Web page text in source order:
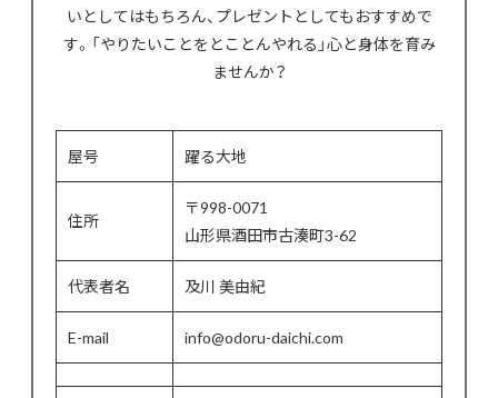
いとしてはもちろん、プレゼントとしてもおすすめで
す。「やりたいことをとことんやれる」心と身体を育み
ませんか？
屋号 躍る大地
住所
〒998-0071
山形県酒田市古湊町3-62
代表者名 及川 美由紀
E-mail info@odoru-daichi.com